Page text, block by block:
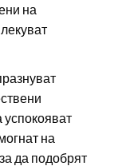
на
успокояват
на
да подобрят